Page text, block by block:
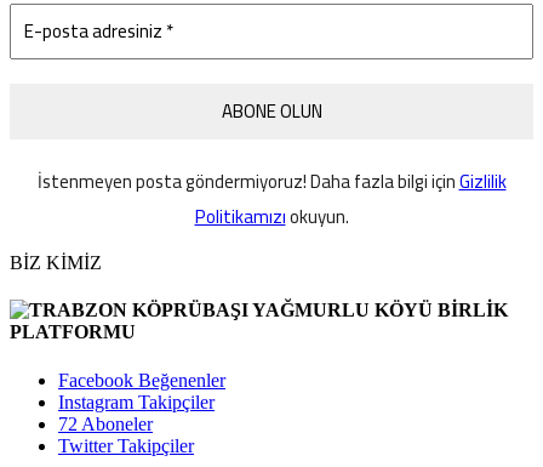
İstenmeyen posta göndermiyoruz! Daha fazla bilgi içinGizlilik
Politikamızıokuyun.
BİZ KİMİZ
Facebook Beğenenler
Instagram Takipçiler
72 Aboneler
Twitter Takipçiler